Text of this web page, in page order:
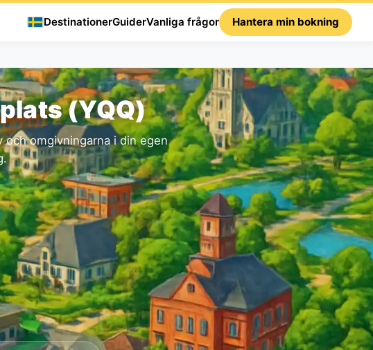
DestinationerGuiderVanliga frågor Hantera min bokning
(YQQ)
och omgivningarna i din egen